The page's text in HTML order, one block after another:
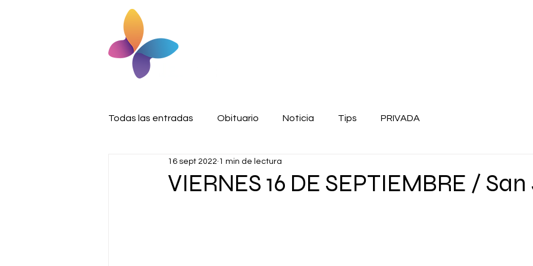
Todas las entradas Obituario Noticia Tips PRIVADA
VIERNES 16 DE SEPTIEMBRE /
16 sept 2022 1 min de lectura